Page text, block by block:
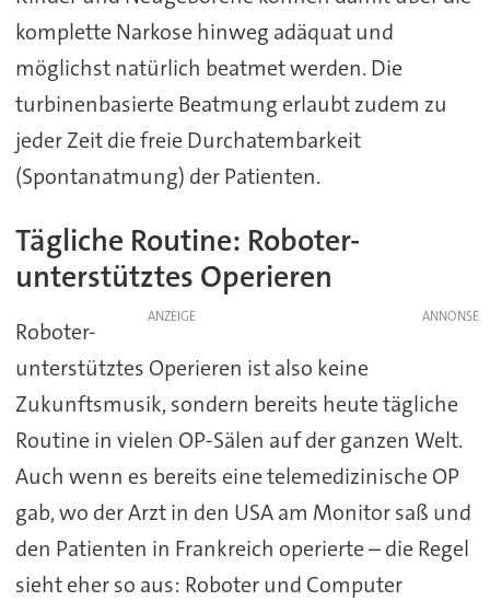
komplette Narkose hinweg adäquat und
möglichst natürlich beatmet werden. Die
turbinenbasierte Beatmung erlaubt zudem zu
jeder Zeit die freie Durchatembarkeit
(Spontanatmung) der Patienten.
Tägliche Routine: Roboter-
unterstütztes Operieren
ANZEIGE
Roboter-
unterstütztes Operieren ist also keine
Zukunftsmusik, sondern bereits heute tägliche
Routine in vielen OP-Sälen auf der ganzen Welt.
Auch wenn es bereits eine telemedizinische OP
gab, wo der Arzt in den USA am Monitor saß und
den Patienten in Frankreich operierte – die Regel
sieht eher so aus: Roboter und Computer